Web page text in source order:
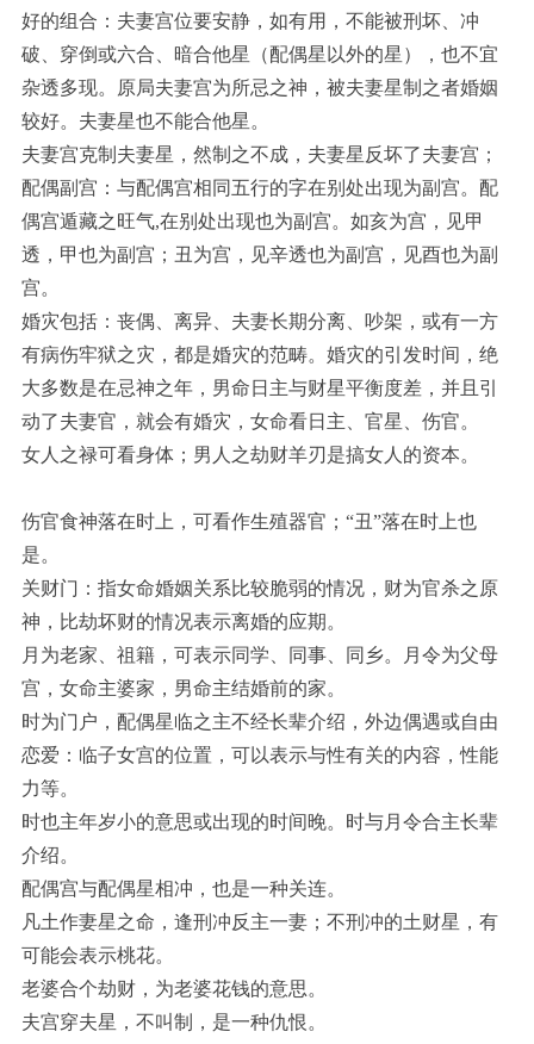
好的组合：夫妻宫位要安静，如有用，不能被刑坏、冲
破、穿倒或六合、暗合他星（配偶星以外的星），也不宜
杂透多现。原局夫妻宫为所忌之神，被夫妻星制之者婚姻
较好。夫妻星也不能合他星。
夫妻宫克制夫妻星，然制之不成，夫妻星反坏了夫妻宫；
配偶副宫：与配偶宫相同五行的字在别处出现为副宫。配
偶宫遁藏之旺气,在别处出现也为副宫。如亥为宫，见甲
透，甲也为副宫；丑为宫，见辛透也为副宫，见酉也为副
宫。
婚灾包括：丧偶、离异、夫妻长期分离、吵架，或有一方
有病伤牢狱之灾，都是婚灾的范畴。婚灾的引发时间，绝
大多数是在忌神之年，男命日主与财星平衡度差，并且引
动了夫妻官，就会有婚灾，女命看日主、官星、伤官。
女人之禄可看身体；男人之劫财羊刃是搞女人的资本。
伤官食神落在时上，可看作生殖器官；“丑”落在时上也
是。
关财门：指女命婚姻关系比较脆弱的情况，财为官杀之原
神，比劫坏财的情况表示离婚的应期。
月为老家、祖籍，可表示同学、同事、同乡。月令为父母
宫，女命主婆家，男命主结婚前的家。
时为门户，配偶星临之主不经长辈介绍，外边偶遇或自由
恋爱：临子女宫的位置，可以表示与性有关的内容，性能
力等。
时也主年岁小的意思或出现的时间晚。时与月令合主长辈
介绍。
配偶宫与配偶星相冲，也是一种关连。
凡土作妻星之命，逢刑冲反主一妻；不刑冲的土财星，有
可能会表示桃花。
老婆合个劫财，为老婆花钱的意思。
夫宫穿夫星，不叫制，是一种仇恨。